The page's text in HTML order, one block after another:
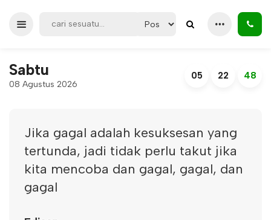
Sabtu
08 Agustus 2026
05 22 48
Jika gagal adalah kesuksesan yang
tertunda, jadi tidak perlu takut jika
kita mencoba dan gagal, gagal, dan
gagal